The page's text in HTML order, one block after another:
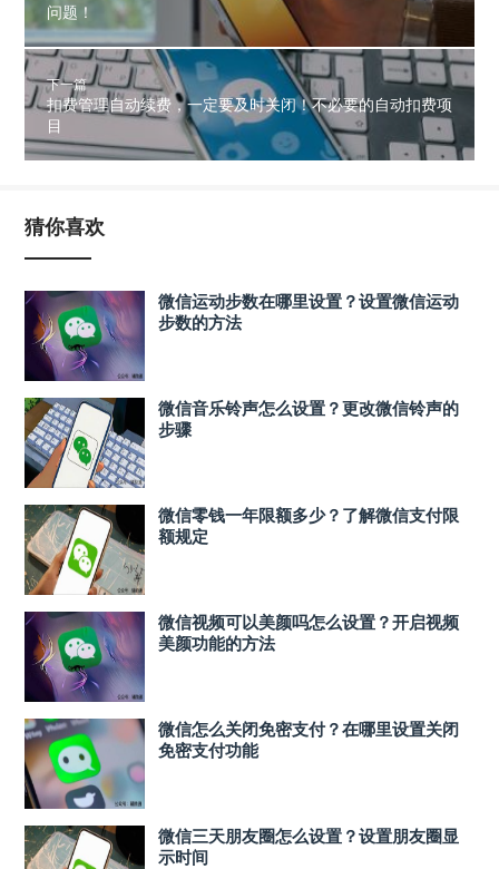
问题！
下一篇
扣费管理自动续费，一定要及时关闭！不必要的自动扣费项
目
猜你喜欢
微信运动步数在哪里设置？设置微信运动
步数的方法
微信音乐铃声怎么设置？更改微信铃声的
步骤
微信零钱一年限额多少？了解微信支付限
额规定
微信视频可以美颜吗怎么设置？开启视频
美颜功能的方法
微信怎么关闭免密支付？在哪里设置关闭
免密支付功能
微信三天朋友圈怎么设置？设置朋友圈显
示时间